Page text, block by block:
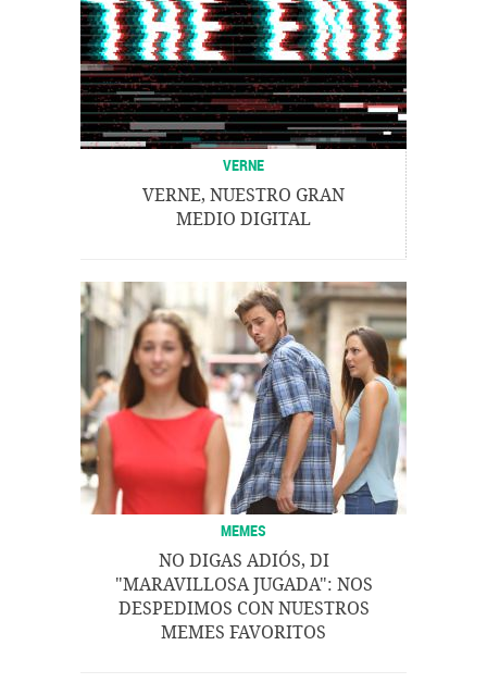
VERNE
VERNE, NUESTRO GRAN
MEDIO DIGITAL
MEMES
NO DIGAS ADIÓS, DI
"MARAVILLOSA JUGADA": NOS
DESPEDIMOS CON NUESTROS
MEMES FAVORITOS